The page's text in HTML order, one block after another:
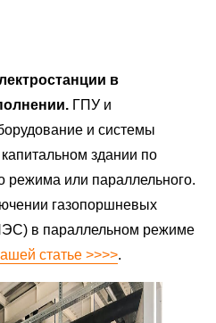
в
ГПУ и
и системы
здании по
режима или параллельного.
газопоршневых
в параллельном режиме
статье >>>>.